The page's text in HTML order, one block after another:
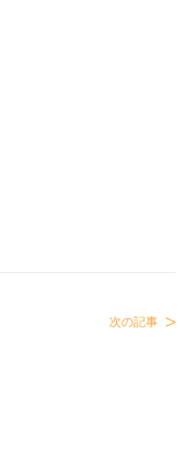
次の記事